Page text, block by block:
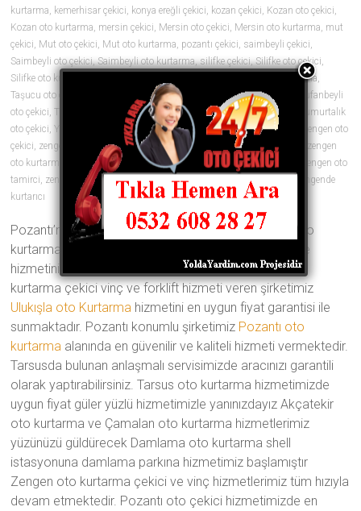
kurtarma, kemerhisar çekici, konya ereğli çekici, kozan çekici, Kozan oto çekici,
Kozan oto kurtarma, mersin çekici, Mersin oto çekici, Mersin oto kurtarma, mut
çekici, Mut oto çekici, Mut oto kurtarma, pozantı çekici, saimbeyli çekici,
Saimbeyli oto çekici,Saimbeyli oto kurtarma,silifke çekici,Silifke oto çekici,
Silifke oto kurtarma
Tarsus oto kurtarma,
Taşucu oto çekici
Taşucu oto kurtarma,tekir çekici tufanbeyli çekici
Tufanbeyli
oto çekici,Tufanbeyli oto kurtarma, ulukışla çekici,yumurtalık çekici
Yumurtalık
oto çekici,Yumurtalık oto kurtarma ,zengen araç çekici,zengen çekici
zengen oto
çekici, zengen oto çekiciler, zengen oto kurtarıcı zengen oto kurtarıcılar
zengen
oto kurtarma
zengen oto lastik ,zengen oto lastikçi , zengen oto tamir
zengen oto
tamirci, zengen oto yol yardımı, zengen yol yardım zengende çekici
zengende
kurtarıcı
0 yorum
Pozantı’nın en iyi oto çekici şirketi olan Türkmenler oto
kurtarma ve vinç yedi gün 24 saat her an yanınızda ve
hizmetinizde Geçmişten aldığı 20 yıllık tecrübe ile oto
kurtarma çekici vinç ve forklift hizmeti veren şirketimiz
Ulukışla oto Kurtarma hizmetini en uygun fiyat garantisi ile
sunmaktadır. Pozantı konumlu şirketimiz Pozantı oto
kurtarma alanında en güvenilir ve kaliteli hizmeti vermektedir.
Tarsusda bulunan anlaşmalı servisimizde aracınızı garantili
olarak yaptırabilirsiniz. Tarsus oto kurtarma hizmetimizde
uygun fiyat güler yüzlü hizmetimizle yanınızdayız Akçatekir
oto kurtarma ve Çamalan oto kurtarma hizmetlerimiz
yüzünüzü güldürecek Damlama oto kurtarma shell
istasyonuna damlama parkına hizmetimiz başlamıştır
Zengen oto kurtarma çekici ve vinç hizmetlerimiz tüm hızıyla
devam etmektedir. Pozantı oto çekici hizmetimizde en